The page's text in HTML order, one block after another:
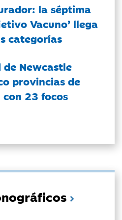
la séptima
Vacuno’ llega
categorías
de Newcastle
provincias de
23 focos